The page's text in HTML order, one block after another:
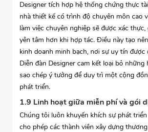
Designer tích hợp hệ thống chứng thực
nhà thiết kế có trình độ chuyên môn cao
làm việc chuyên nghiệp sẽ được xác
yên tâm hơn khi hợp tác. Điều này tạo
kinh doanh minh bạch, nơi sự uy tín được
Diễn đàn Designer cam kết loại bỏ những
sao chép ý tưởng để duy trì một cộng
phát triển.
1.9 Linh hoạt giữa miễn phí và gói
Chúng tôi luôn khuyến khích sự phát
cho phép các thành viên xây dựng